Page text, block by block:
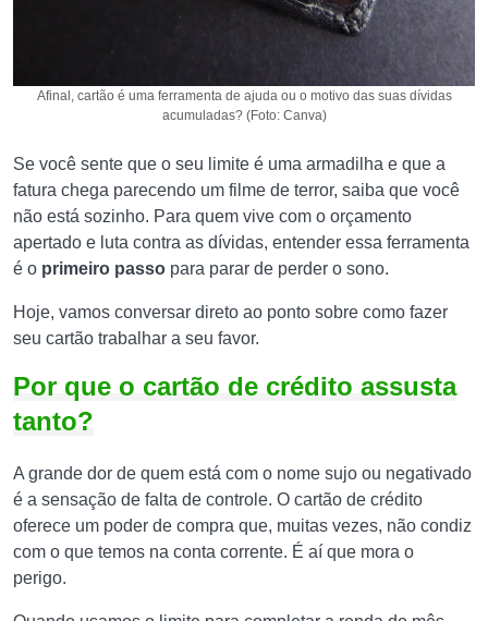
Afinal, cartão é uma ferramenta de ajuda ou o motivo das suas dívidas
acumuladas? (Foto: Canva)
Se você sente que o seu limite é uma armadilha e que a
fatura chega parecendo um filme de terror, saiba que você
não está sozinho. Para quem vive com o orçamento
apertado e luta contra as dívidas, entender essa ferramenta
é o primeiro passo para parar de perder o sono.
Hoje, vamos conversar direto ao ponto sobre como fazer
seu cartão trabalhar a seu favor.
Por que o cartão de crédito assusta
tanto?
A grande dor de quem está com o nome sujo ou negativado
é a sensação de falta de controle. O cartão de crédito
oferece um poder de compra que, muitas vezes, não condiz
com o que temos na conta corrente. É aí que mora o
perigo.